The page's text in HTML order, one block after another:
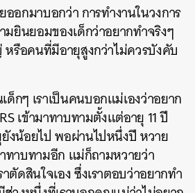
อกมาบอกว่า การทำงานในวงการ
ยินยอมของเด็กว่าอยากทำจริงๆ
รือคนที่มีอายุสูงกว่าไม่ควรบังคับ
ด็กๆ เราเป็นคนบอกแม่เองว่าอยาก
เข้ามาทาบทามตั้งแต่อายุ 11 ปี
น้อยไป พอผ่านไปหนึ่งปี หวาย
ทาบทามอีก แม่ก็ถามหวายว่า
ตัดสินใจเอง ซึ่งเราตอบว่าอยากทำ